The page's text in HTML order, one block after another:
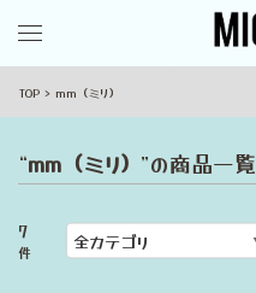
TOP mm（ミリ）
“mm（ミリ） ”の商品一覧
7
件